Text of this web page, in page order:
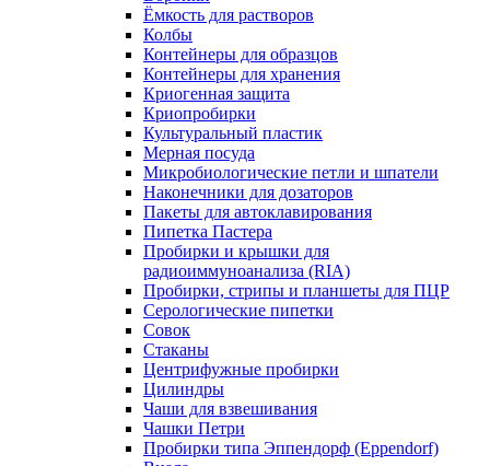
Ёмкость для растворов
Колбы
Контейнеры для образцов
Контейнеры для хранения
Криогенная защита
Криопробирки
Культуральный пластик
Мерная посуда
Микробиологические петли и шпатели
Наконечники для дозаторов
Пакеты для автоклавирования
Пипетка Пастера
Пробирки и крышки для
радиоиммуноанализа (RIA)
Пробирки, стрипы и планшеты для ПЦР
Серологические пипетки
Совок
Стаканы
Центрифужные пробирки
Цилиндры
Чаши для взвешивания
Чашки Петри
Пробирки типа Эппендорф (Eppendorf)